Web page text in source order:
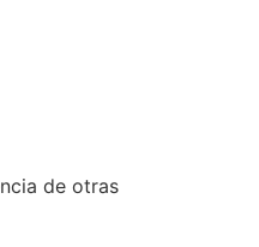
de otras